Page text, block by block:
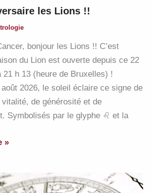
les Lions !!
bonjour les Lions !! C’est
du Lion est ouverte depuis ce 22
21 h 13 (heure de Bruxelles) !
août 2026, le soleil éclaire ce signe de
vitalité, de générosité et de
Symbolisés par le glyphe ♌︎ et la
»